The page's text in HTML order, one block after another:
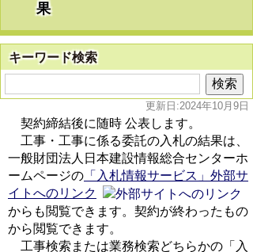
果
キーワード検索
更新日:2024年10月9日
契約締結後に随時 公表します。
工事・工事に係る委託の入札の結果は、
一般財団法人日本建設情報総合センターホ
ームページの 「入札情報サービス」外部サ
イトへのリンク
からも閲覧できます。契約が終わったもの
から閲覧できます。
工事検索または業務検索どちらかの「入